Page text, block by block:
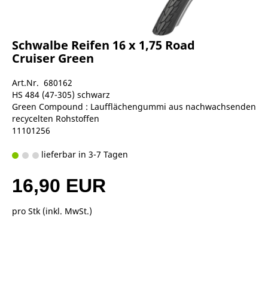
Schwalbe Reifen 16 x 1,75 Road
Cruiser Green
Art.Nr. 680162
HS 484 (47-305) schwarz
Green Compound : Laufflächengummi aus nachwachsenden
recycelten Rohstoffen
11101256
lieferbar in 3-7 Tagen
16,90 EUR
pro Stk (inkl. MwSt.)